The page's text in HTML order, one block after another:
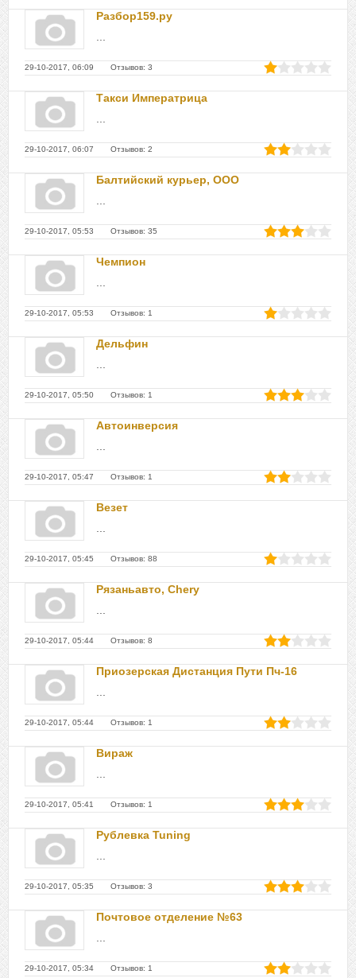
Разбор159.ру
29-10-2017, 06:09 Отзывов: 3
Такси Императрица
29-10-2017, 06:07 Отзывов: 2
Балтийский курьер, ООО
29-10-2017, 05:53 Отзывов: 35
Чемпион
29-10-2017, 05:53 Отзывов: 1
Дельфин
29-10-2017, 05:50 Отзывов: 1
Автоинверсия
29-10-2017, 05:47 Отзывов: 1
Везет
29-10-2017, 05:45 Отзывов: 88
Рязаньавто, Chery
29-10-2017, 05:44 Отзывов: 8
Приозерская Дистанция Пути Пч-16
29-10-2017, 05:44 Отзывов: 1
Вираж
29-10-2017, 05:41 Отзывов: 1
Рублевка Tuning
29-10-2017, 05:35 Отзывов: 3
Почтовое отделение №63
29-10-2017, 05:34 Отзывов: 1